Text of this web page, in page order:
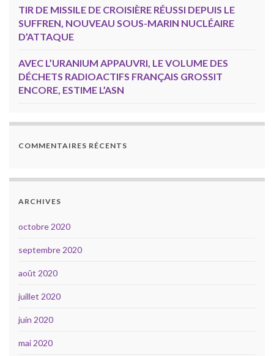
TIR DE MISSILE DE CROISIÈRE RÉUSSI DEPUIS LE
SUFFREN, NOUVEAU SOUS-MARIN NUCLÉAIRE
D’ATTAQUE
AVEC L’URANIUM APPAUVRI, LE VOLUME DES
DÉCHETS RADIOACTIFS FRANÇAIS GROSSIT
ENCORE, ESTIME L’ASN
COMMENTAIRES RÉCENTS
ARCHIVES
octobre 2020
septembre 2020
août 2020
juillet 2020
juin 2020
mai 2020